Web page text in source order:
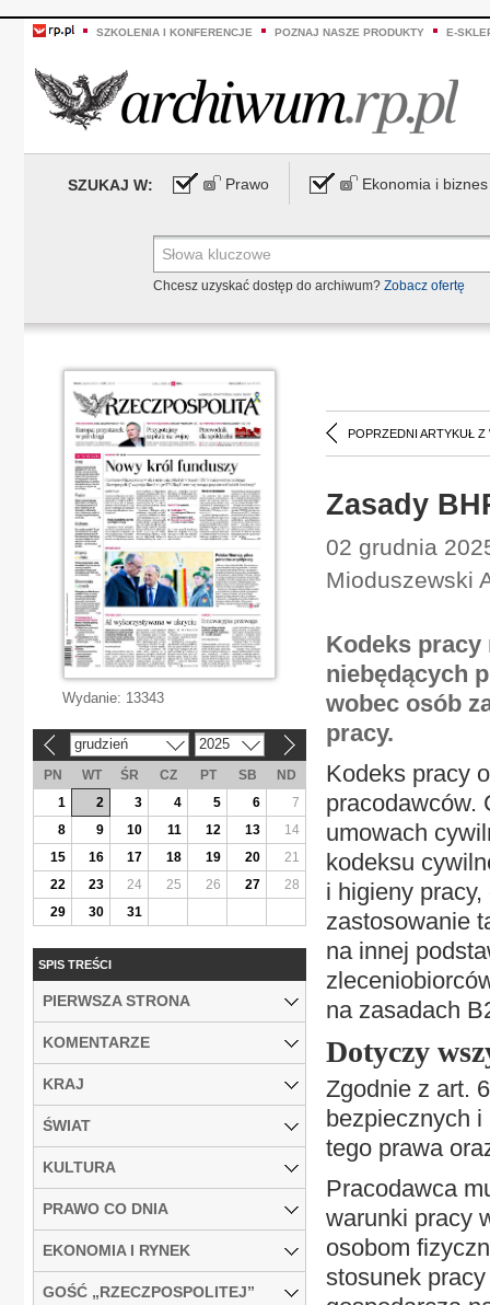
SZKOLENIA I KONFERENCJE POZNAJ NASZE PRODUKTY E-
SZUKAJ W: Prawo Ekonomia i biznes
Chcesz uzyskać dostęp do archiwum? Zobacz ofertę
POPRZEDNI ARTYKUŁ Z
Zasady
02 grudnia
Mioduszewski
Kodeks pracy
niebędących
wobec osób
pracy.
Kodeks pracy
pracodawców.
umowach
kodeksu
i higieny
zastosowanie
na innej
na zasadach
Dotyczy
Zgodnie z art.
bezpiecznych
tego prawa
Pracodawca
warunki pracy
osobom
stosunek
Wydanie: 13343
grudzień 2025
PN WT ŚR CZ PT SB
ND
1
2 3 4 5 6
7
8
9 10 11 12 13
14
15
16 17 18 19 20
21
22
23 24 25 26 27
28
29
30 31
SPIS TREŚCI
PIERWSZA STRONA
KOMENTARZE
KRAJ
ŚWIAT
KULTURA
PRAWO CO DNIA
EKONOMIA I RYNEK
GOŚĆ „RZECZPOSPOLITEJ”